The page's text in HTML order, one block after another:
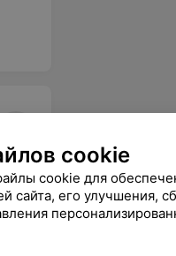
cookie
cookie для
сайта, его улучшения,